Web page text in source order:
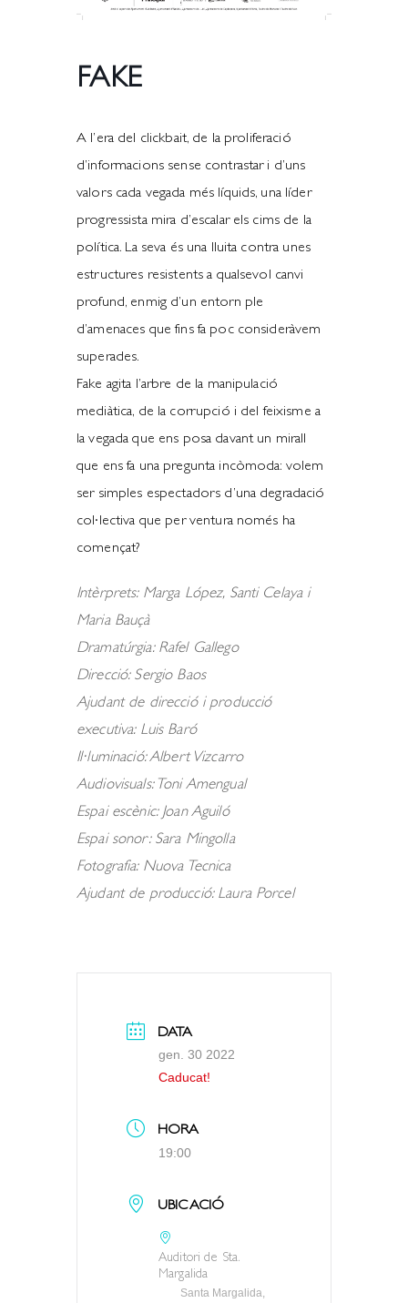
FAKE
A l’era del clickbait, de la proliferació
d’informacions sense contrastar i d’uns
valors cada vegada més líquids, una líder
progressista mira d’escalar els cims de la
política. La seva és una lluita contra unes
estructures resistents a qualsevol canvi
profund, enmig d’un entorn ple
d’amenaces que fins fa poc consideràvem
superades.
Fake agita l’arbre de la manipulació
mediàtica, de la corrupció i del feixisme a
la vegada que ens posa davant un mirall
que ens fa una pregunta incòmoda: volem
ser simples espectadors d’una degradació
col·lectiva que per ventura només ha
començat?
Intèrprets: Marga López, Santi Celaya i
Maria Bauçà
Dramatúrgia: Rafel Gallego
Direcció: Sergio Baos
Ajudant de direcció i producció
executiva: Luis Baró
Il·luminació: Albert Vizcarro
Audiovisuals: Toni Amengual
Espai escènic: Joan Aguiló
Espai sonor: Sara Mingolla
Fotografia: Nuova Tecnica
Ajudant de producció: Laura Porcel
DATA
gen. 30 2022
Caducat!
HORA
19:00
UBICACIÓ
Auditori de Sta.
Margalida
Santa Margalida,